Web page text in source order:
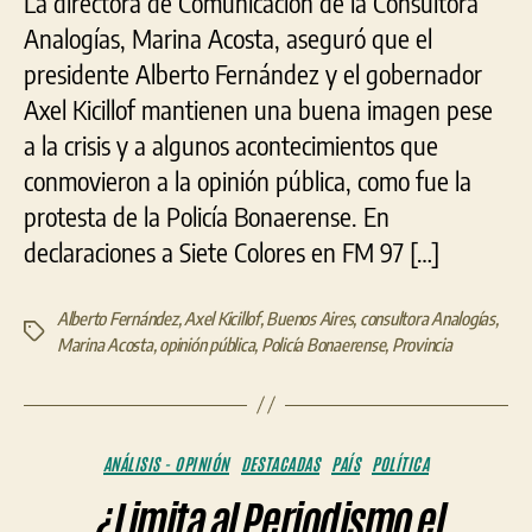
Analogías, Marina Acosta, aseguró que el
presidente Alberto Fernández y el gobernador
Axel Kicillof mantienen una buena imagen pese
a la crisis y a algunos acontecimientos que
conmovieron a la opinión pública, como fue la
protesta de la Policía Bonaerense. En
declaraciones a Siete Colores en FM 97 […]
Etiquetas
Alberto Fernández,Axel Kicillof,Buenos Aires, consultora Analogías,
Marina Acosta,opinión pública, Policía Bonaerense, Provincia
Categorías
ANÁLISIS - OPINIÓN DESTACADAS PAÍS POLÍTICA